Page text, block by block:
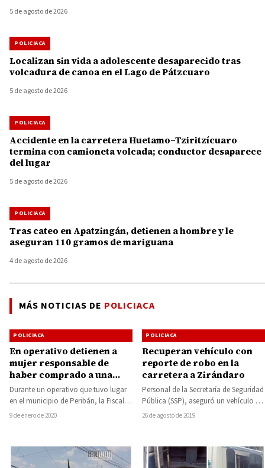
5 de agosto de 2026
POLICIACA
Localizan sin vida a adolescente desaparecido tras
volcadura de canoa en el Lago de Pátzcuaro
5 de agosto de 2026
POLICIACA
Accidente en la carretera Huetamo–Tziritzícuaro
termina con camioneta volcada; conductor desaparece
del lugar
5 de agosto de 2026
POLICIACA
Tras cateo en Apatzingán, detienen a hombre y le
aseguran 110 gramos de mariguana
4 de agosto de 2026
MÁS NOTICIAS DE POLICIACA
POLICIACA
En operativo detienen a
mujer responsable de
haber comprado a una
bebé de 4 días de nacida
Durante un operativo que tuvo lugar
en el municipio de Peribán, la Fiscalía
General del Estado de Michoacán…
9 de enero de 2020
POLICIACA
Recuperan vehículo con
reporte de robo en la
carretera a Zirándaro
Personal de la Secretaría de Seguridad
Pública (SSP), aseguró un vehículo a
través de las cámaras de video-
26 de agosto de 2019